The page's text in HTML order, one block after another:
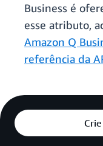
Business é
esse atributo,
Amazon Q
referência da